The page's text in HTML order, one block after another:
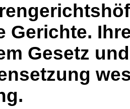
Gerichte.
Gesetz